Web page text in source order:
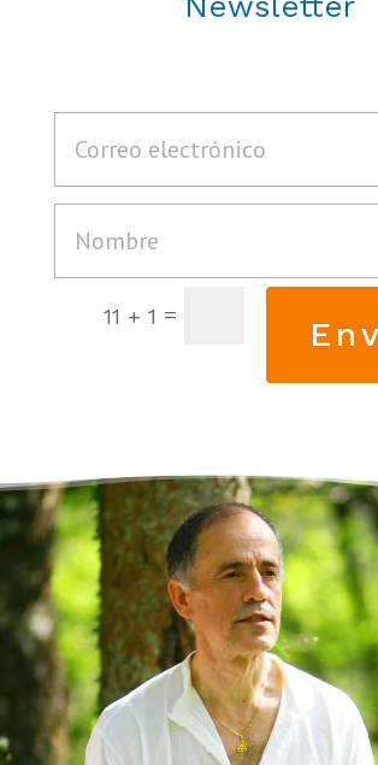
11 + 1 =